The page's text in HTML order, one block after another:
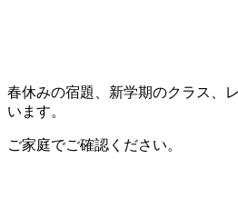
春休みの宿題、新学期のクラス、
います。
ご家庭でご確認ください。